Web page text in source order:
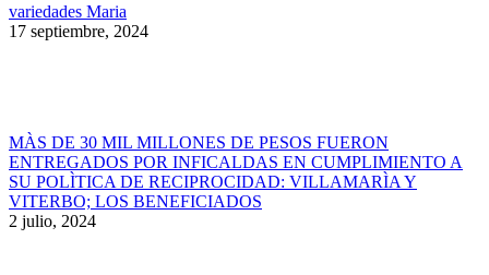
variedades Maria
17 septiembre, 2024
MÀS DE 30 MIL MILLONES DE PESOS FUERON
ENTREGADOS POR INFICALDAS EN CUMPLIMIENTO A
SU POLÌTICA DE RECIPROCIDAD: VILLAMARÌA Y
VITERBO; LOS BENEFICIADOS
2 julio, 2024